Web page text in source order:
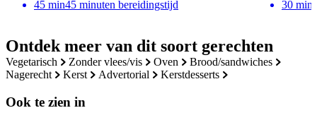
Ontdek meer van dit soort gerechten
vegetarisch zonder vlees/vis oven
brood/sandwiches
nagerecht
kerst advertorial kerstdesserts
Ook te zien in
45 min45 minuten bereidingstijd
30 min